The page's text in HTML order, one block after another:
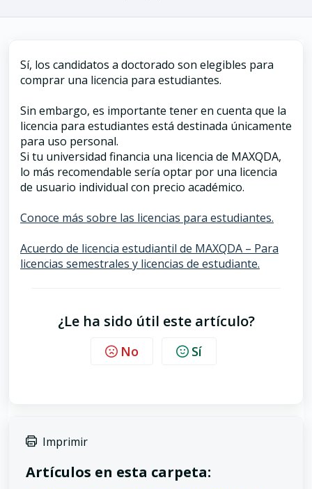
Sí, los candidatos a doctorado son elegibles para
comprar una licencia para estudiantes.
Sin embargo, es importante tener en cuenta que la
licencia para estudiantes está destinada únicamente
para uso personal.
Si tu universidad financia una licencia de MAXQDA,
lo más recomendable sería optar por una licencia
de usuario individual con precio académico.
Conoce más sobre las licencias para estudiantes.
Acuerdo de licencia estudiantil de MAXQDA – Para
licencias semestrales y licencias de estudiante.
¿Le ha sido útil este artículo?
No Sí
Imprimir
Artículos en esta carpeta: